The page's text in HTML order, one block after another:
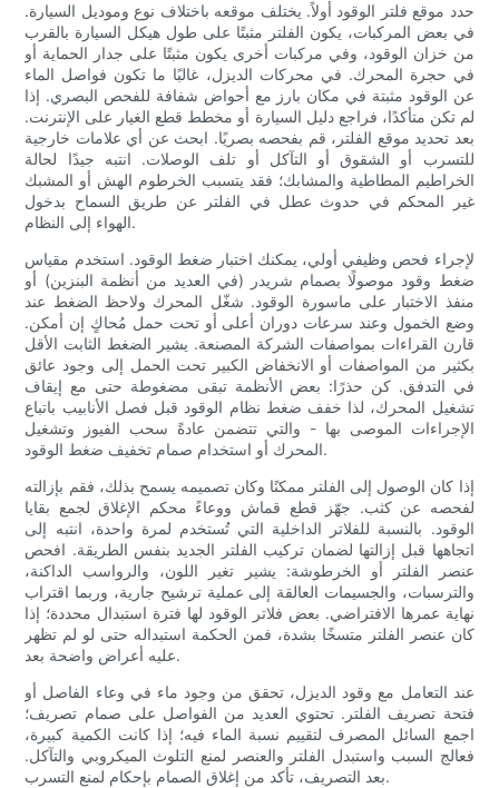
حدد موقع فلتر الوقود أولاً. يختلف موقعه باختلاف نوع وموديل السيارة.
في بعض المركبات، يكون الفلتر مثبتًا على طول هيكل السيارة بالقرب
من خزان الوقود، وفي مركبات أخرى يكون مثبتًا على جدار الحماية أو
في حجرة المحرك. في محركات الديزل، غالبًا ما تكون فواصل الماء
عن الوقود مثبتة في مكان بارز مع أحواض شفافة للفحص البصري. إذا
لم تكن متأكدًا، فراجع دليل السيارة أو مخطط قطع الغيار على الإنترنت.
بعد تحديد موقع الفلتر، قم بفحصه بصريًا. ابحث عن أي علامات خارجية
للتسرب أو الشقوق أو التآكل أو تلف الوصلات. انتبه جيدًا لحالة
الخراطيم المطاطية والمشابك؛ فقد يتسبب الخرطوم الهش أو المشبك
غير المحكم في حدوث عطل في الفلتر عن طريق السماح بدخول
الهواء إلى النظام.
لإجراء فحص وظيفي أولي، يمكنك اختبار ضغط الوقود. استخدم مقياس
ضغط وقود موصولًا بصمام شريدر (في العديد من أنظمة البنزين) أو
منفذ الاختبار على ماسورة الوقود. شغّل المحرك ولاحظ الضغط عند
وضع الخمول وعند سرعات دوران أعلى أو تحت حمل مُحاكٍ إن أمكن.
قارن القراءات بمواصفات الشركة المصنعة. يشير الضغط الثابت الأقل
بكثير من المواصفات أو الانخفاض الكبير تحت الحمل إلى وجود عائق
في التدفق. كن حذرًا: بعض الأنظمة تبقى مضغوطة حتى مع إيقاف
تشغيل المحرك، لذا خفف ضغط نظام الوقود قبل فصل الأنابيب باتباع
الإجراءات الموصى بها - والتي تتضمن عادةً سحب الفيوز وتشغيل
المحرك أو استخدام صمام تخفيف ضغط الوقود.
إذا كان الوصول إلى الفلتر ممكنًا وكان تصميمه يسمح بذلك، فقم بإزالته
لفحصه عن كثب. جهّز قطع قماش ووعاءً محكم الإغلاق لجمع بقايا
الوقود. بالنسبة للفلاتر الداخلية التي تُستخدم لمرة واحدة، انتبه إلى
اتجاهها قبل إزالتها لضمان تركيب الفلتر الجديد بنفس الطريقة. افحص
عنصر الفلتر أو الخرطوشة: يشير تغير اللون، والرواسب الداكنة،
والترسبات، والجسيمات العالقة إلى عملية ترشيح جارية، وربما اقتراب
نهاية عمرها الافتراضي. بعض فلاتر الوقود لها فترة استبدال محددة؛ إذا
كان عنصر الفلتر متسخًا بشدة، فمن الحكمة استبداله حتى لو لم تظهر
عليه أعراض واضحة بعد.
عند التعامل مع وقود الديزل، تحقق من وجود ماء في وعاء الفاصل أو
فتحة تصريف الفلتر. تحتوي العديد من الفواصل على صمام تصريف؛
اجمع السائل المصرف لتقييم نسبة الماء فيه؛ إذا كانت الكمية كبيرة،
فعالج السبب واستبدل الفلتر والعنصر لمنع التلوث الميكروبي والتآكل.
بعد التصريف، تأكد من إغلاق الصمام بإحكام لمنع التسرب.